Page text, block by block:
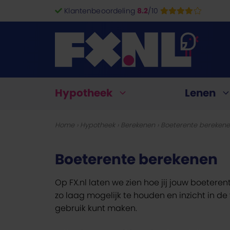
naar
Klantenbeoordeling 8.2/10
Hypotheek
Hypotheekofferte aanvragen
Maximale hypotheek berekenen
Overwaarde opnemen
Lenen
Doorlopend krediet
Hoeveel kan ik lenen?
Geld lenen voor een verbouwing
Deposito sparen
Kindsparen
Fondsbeleggen
Pensioenbeleggen
Beleggen voor beginners
Zorgverzekering
Overlijdensrisicoverzekering
Uitvaartverzekering
Home › Hypotheek› Berekenen › Boeterente
Boeterente berekenen
Op FX.nl laten we zien hoe jij jouw
zo laag mogelijk te houden en inzicht in
gebruik kunt maken.